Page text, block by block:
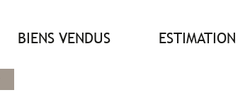
BIENS VENDUS ESTIMATION